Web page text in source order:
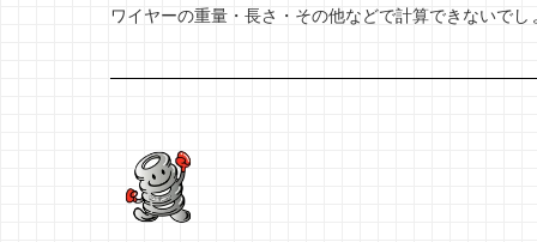
ワイヤーの重量・長さ・その他などで計算できないでし